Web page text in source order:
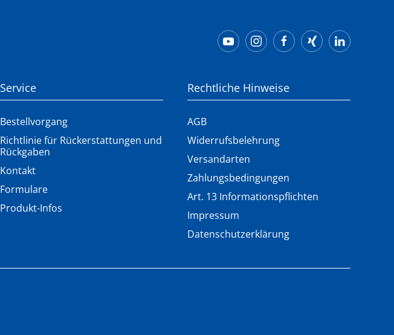
Service
Bestellvorgang
Richtlinie für Rückerstattungen und
Rückgaben
Kontakt
Formulare
Produkt-Infos
Rechtliche Hinweise
AGB
Widerrufsbelehrung
Versandarten
Zahlungsbedingungen
Art. 13 Informationspflichten
Impressum
Datenschutzerklärung